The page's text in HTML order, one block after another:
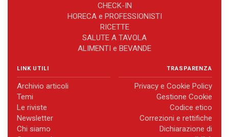
CHECK-IN
HORECA e PROFESSIONISTI
RICETTE
SALUTE A TAVOLA
ALIMENTI e BEVANDE
LINK UTILI
Archivio articoli
Temi
Le riviste
Newsletter
Chi siamo
TRASPARENZA
Privacy e Cookie Policy
Gestione Cookie
Codice etico
Correzioni e rettifiche
Dichiarazione di